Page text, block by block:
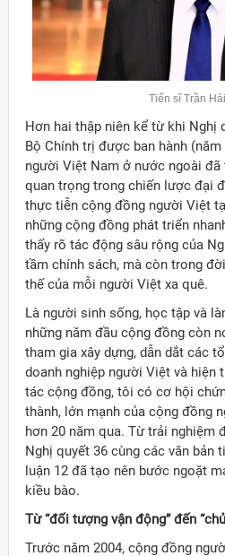
Việt Nam ở nước ngoài
Tiến sĩ Trần
Hơn hai thập niên kể từ khi Nghị
Bộ Chính trị được ban hành
người Việt Nam ở nước ngoài
quan trọng trong chiến lược đại
thực tiễn cộng đồng người Việt
những cộng đồng phát triển
thấy rõ tác động sâu rộng của
tầm chính sách, mà còn trong
thế của mỗi người Việt xa quê.
Là người sinh sống, học tập và
những năm đầu cộng đồng còn
tham gia xây dựng, dẫn dắt các
doanh nghiệp người Việt và hiện
tác cộng đồng, tôi có cơ hội
thành, lớn mạnh của cộng đồng
hơn 20 năm qua. Từ trải nghiệm
Nghị quyết 36 cùng các văn bản
luận 12 đã tạo nên bước ngoặt
kiều bào.
Từ “đối tượng vận động” đến
Trước năm 2004, cộng đồng